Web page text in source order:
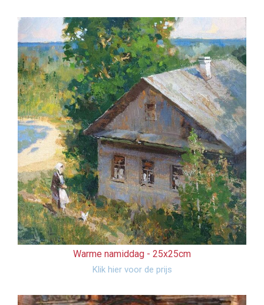
Warme namiddag - 25x25cm
Klik hier voor de prijs